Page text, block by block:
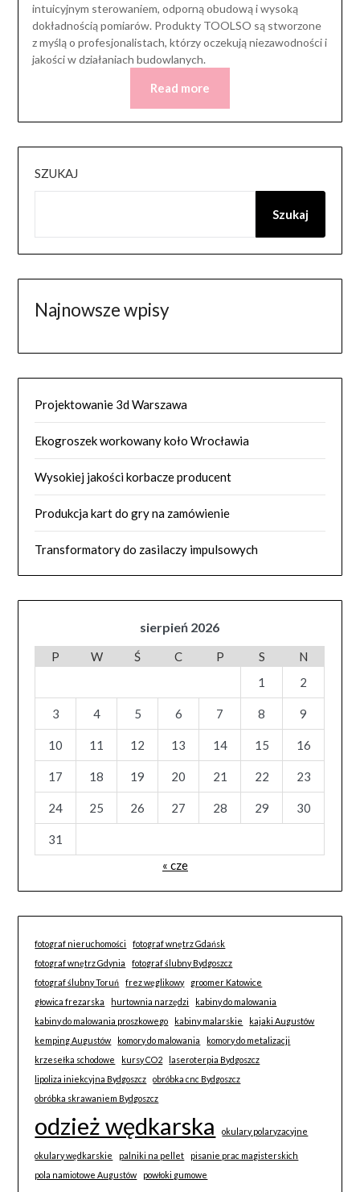
intuicyjnym sterowaniem, odporną obudową i wysoką
dokładnością pomiarów. Produkty TOOLSO są stworzone
z myślą o profesjonalistach, którzy oczekują niezawodności i
jakości w działaniach budowlanych.
Read more
SZUKAJ
Szukaj
Najnowsze wpisy
Projektowanie 3d Warszawa
Ekogroszek workowany koło Wrocławia
Wysokiej jakości korbacze producent
Produkcja kart do gry na zamówienie
Transformatory do zasilaczy impulsowych
sierpień 2026
P W Ś C P S
N
1
2
3 4 5 6 7 8 9
10 11 12 13 14 15 16
17 18 19 20 21 22 23
24 25 26 27 28 29 30
31
« cze
fotograf nieruchomości
fotograf wnętrz Gdańsk
fotograf wnętrz Gdynia
fotograf ślubny Bydgoszcz
fotograf ślubny Toruń
frez węglikowy
groomer Katowice
głowica frezarska
hurtownia narzędzi
kabiny do malowania
kabiny do malowania proszkowego
kabiny malarskie
kajaki Augustów
kemping Augustów
komory do malowania
komory do metalizacji
krzesełka schodowe
kursy CO2
laseroterpia Bydgoszcz
lipoliza iniekcyjna Bydgoszcz
obróbka cnc Bydgoszcz
obróbka skrawaniem Bydgoszcz
odzież wędkarska okulary polaryzacyjne
okulary wędkarskie palniki na pellet
pisanie prac magisterskich
pola namiotowe Augustów
powłoki gumowe